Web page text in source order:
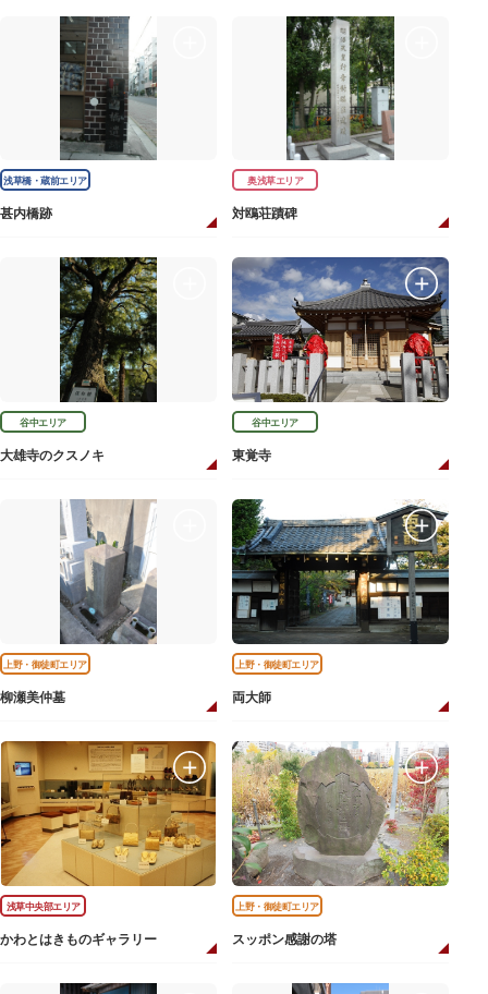
浅草橋・蔵前エリア
甚内橋跡
奥浅草エリア
対鴎荘蹟碑
谷中エリア
大雄寺のクスノキ
谷中エリア
東覚寺
上野・御徒町エリア
柳瀬美仲墓
上野・御徒町エリア
両大師
浅草中央部エリア
かわとはきものギャラリー
上野・御徒町エリア
スッポン感謝の塔